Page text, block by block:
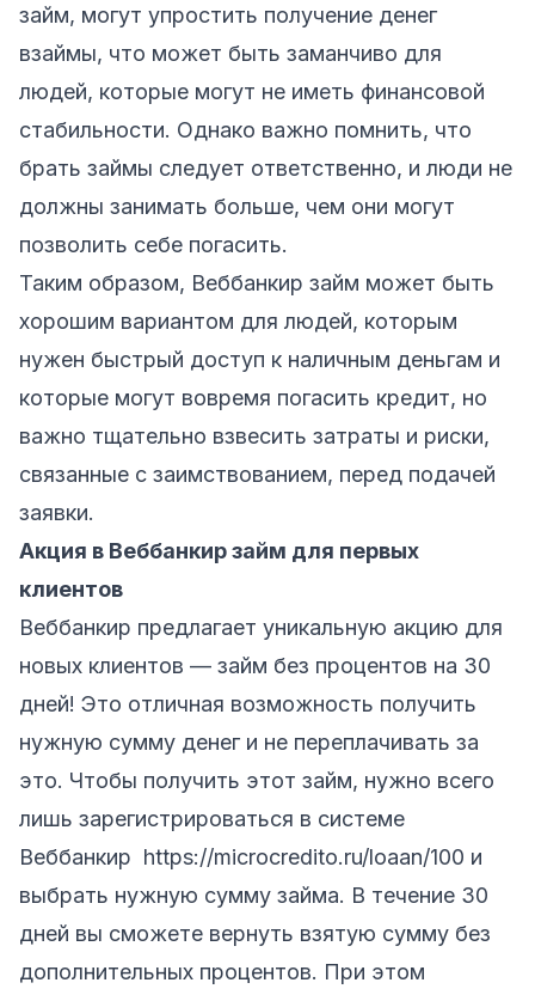
займ, могут упростить получение денег
взаймы, что может быть заманчиво для
людей, которые могут не иметь финансовой
стабильности. Однако важно помнить, что
брать займы следует ответственно, и люди не
должны занимать больше, чем они могут
позволить себе погасить.
Таким образом, Веббанкир займ может быть
хорошим вариантом для людей, которым
нужен быстрый доступ к наличным деньгам и
которые могут вовремя погасить кредит, но
важно тщательно взвесить затраты и риски,
связанные с заимствованием, перед подачей
заявки.
Акция в Веббанкир займ для первых
клиентов
Веббанкир предлагает уникальную акцию для
новых клиентов — займ без процентов на 30
дней! Это отличная возможность получить
нужную сумму денег и не переплачивать за
это. Чтобы получить этот займ, нужно всего
лишь зарегистрироваться в системе
Веббанкир https://microcredito.ru/loaan/100 и
выбрать нужную сумму займа. В течение 30
дней вы сможете вернуть взятую сумму без
дополнительных процентов. При этом